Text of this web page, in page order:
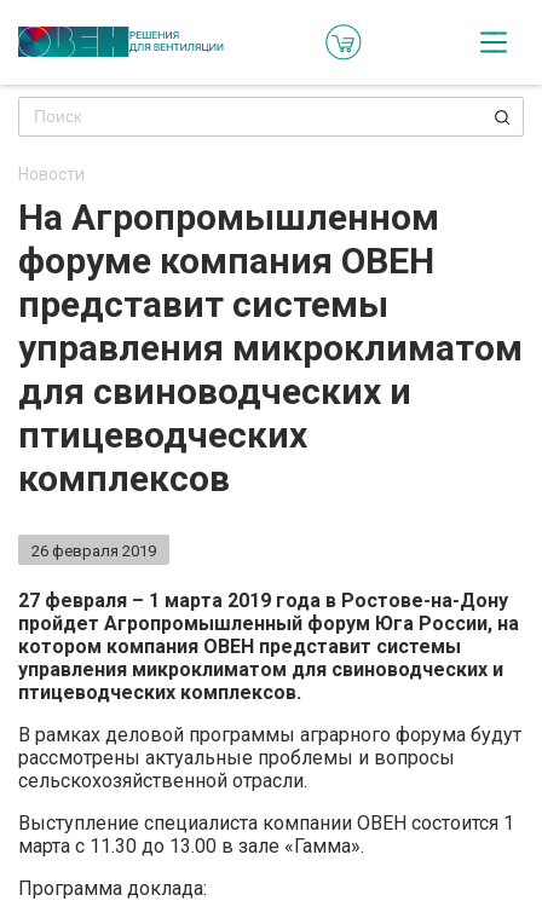
Новости
На Агропромышленном
форуме компания ОВЕН
представит системы
управления микроклиматом
для свиноводческих и
птицеводческих
комплексов
26 февраля 2019
27 февраля – 1 марта 2019 года в Ростове-на-Дону
пройдет Агропромышленный форум Юга России, на
котором компания ОВЕН представит системы
управления микроклиматом для свиноводческих и
птицеводческих комплексов.
В рамках деловой программы аграрного форума будут
рассмотрены актуальные проблемы и вопросы
сельскохозяйственной отрасли.
Выступление специалиста компании ОВЕН состоится 1
марта с 11.30 до 13.00 в зале «Гамма».
Программа доклада: